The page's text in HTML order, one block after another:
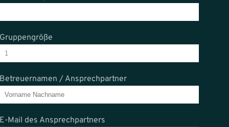
Gruppengröße
Betreuernamen / Ansprechpartner
E-Mail des Ansprechpartners